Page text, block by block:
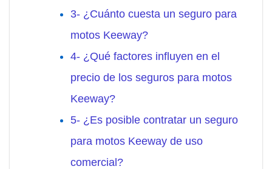
3- ¿Cuánto cuesta un seguro para
motos Keeway?
4- ¿Qué factores influyen en el
precio de los seguros para motos
Keeway?
5- ¿Es posible contratar un seguro
para motos Keeway de uso
comercial?